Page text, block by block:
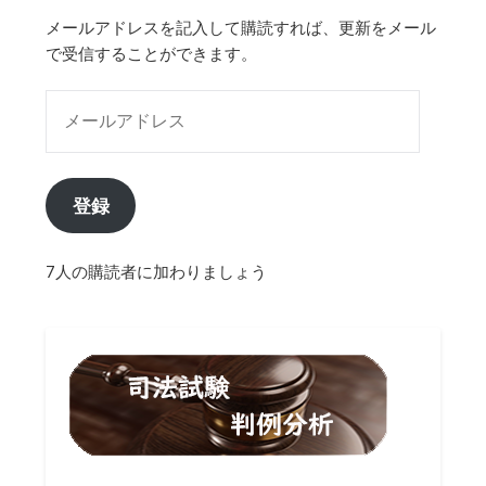
メールアドレスを記入して購読すれば、更新をメール
で受信することができます。
登録
7人の購読者に加わりましょう